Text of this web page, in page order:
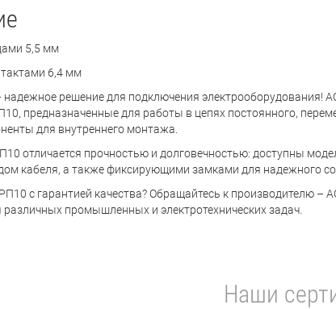
5,5 мм
6,4 мм
решение для подключения электрооборудования!
предназначенные для работы в цепях постоянного,
для внутреннего монтажа.
отличается прочностью и долговечностью: доступны
кабеля, а также фиксирующими замками для надежного
с гарантией качества? Обращайтесь к производителю
различных промышленных и электротехнических задач.
Наши